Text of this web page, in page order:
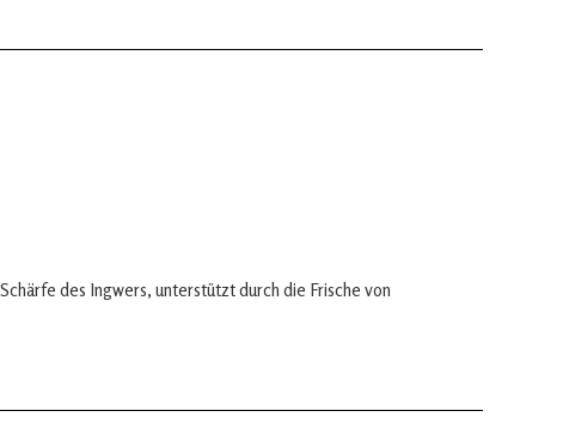
des Ingwers, unterstützt durch die Frische von